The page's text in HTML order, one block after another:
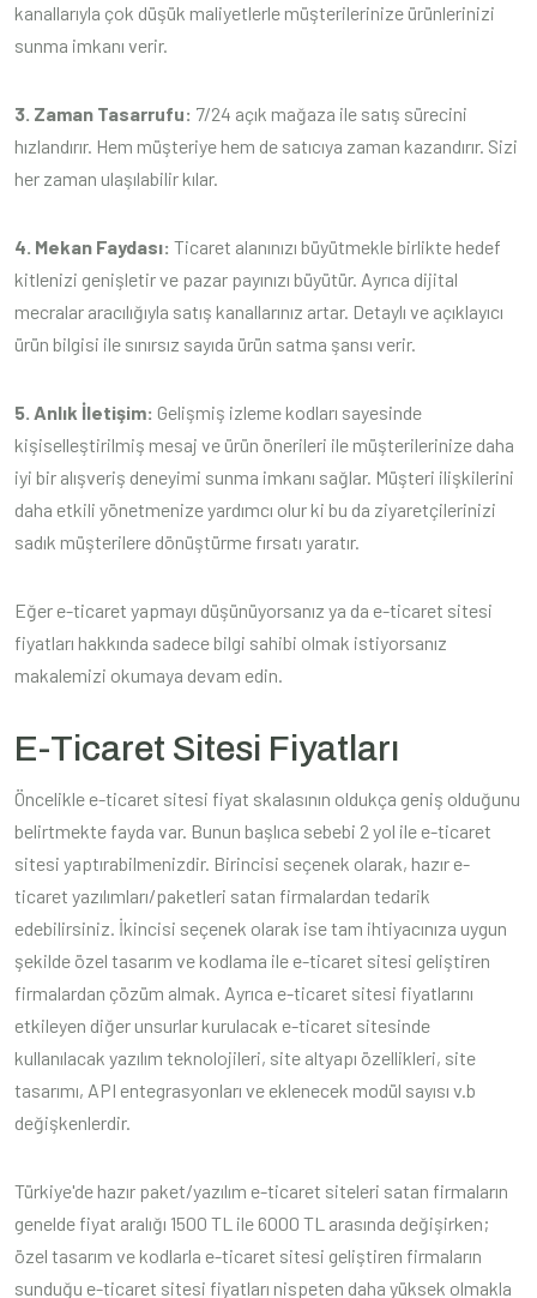
kanallarıyla çok düşük maliyetlerle müşterilerinize ürünlerinizi
sunma imkanı verir.
3. Zaman Tasarrufu: 7/24 açık mağaza ile satış sürecini
hızlandırır. Hem müşteriye hem de satıcıya zaman kazandırır. Sizi
her zaman ulaşılabilir kılar.
4. Mekan Faydası: Ticaret alanınızı büyütmekle birlikte hedef
kitlenizi genişletir ve pazar payınızı büyütür. Ayrıca dijital
mecralar aracılığıyla satış kanallarınız artar. Detaylı ve açıklayıcı
ürün bilgisi ile sınırsız sayıda ürün satma şansı verir.
5. Anlık İletişim: Gelişmiş izleme kodları sayesinde
kişiselleştirilmiş mesaj ve ürün önerileri ile müşterilerinize daha
iyi bir alışveriş deneyimi sunma imkanı sağlar. Müşteri ilişkilerini
daha etkili yönetmenize yardımcı olur ki bu da ziyaretçilerinizi
sadık müşterilere dönüştürme fırsatı yaratır.
Eğer e-ticaret yapmayı düşünüyorsanız ya da e-ticaret sitesi
fiyatları hakkında sadece bilgi sahibi olmak istiyorsanız
makalemizi okumaya devam edin.
E-Ticaret Sitesi Fiyatları
Öncelikle e-ticaret sitesi fiyat skalasının oldukça geniş olduğunu
belirtmekte fayda var. Bunun başlıca sebebi 2 yol ile e-ticaret
sitesi yaptırabilmenizdir. Birincisi seçenek olarak, hazır e-
ticaret yazılımları/paketleri satan firmalardan tedarik
edebilirsiniz. İkincisi seçenek olarak ise tam ihtiyacınıza uygun
şekilde özel tasarım ve kodlama ile e-ticaret sitesi geliştiren
firmalardan çözüm almak. Ayrıca e-ticaret sitesi fiyatlarını
etkileyen diğer unsurlar kurulacak e-ticaret sitesinde
kullanılacak yazılım teknolojileri, site altyapı özellikleri, site
tasarımı, API entegrasyonları ve eklenecek modül sayısı v.b
değişkenlerdir.
Türkiye'de hazır paket/yazılım e-ticaret siteleri satan firmaların
genelde fiyat aralığı 1500 TL ile 6000 TL arasında değişirken;
özel tasarım ve kodlarla e-ticaret sitesi geliştiren firmaların
sunduğu e-ticaret sitesi fiyatları nispeten daha yüksek olmakla